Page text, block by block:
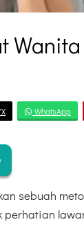
WhatsApp
sebuah
perhatian